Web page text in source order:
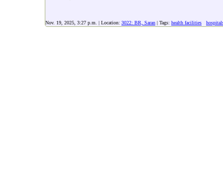
Nov. 19, 2025, 3:27 p.m. | Location: 3022: BR, Saran | Tags: health facilities